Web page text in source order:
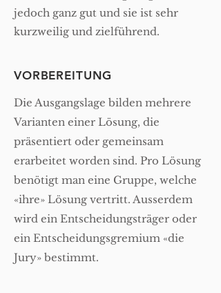
jedoch ganz gut und sie ist sehr
kurzweilig und zielführend.
VORBEREITUNG
Die Ausgangslage bilden mehrere
Varianten einer Lösung, die
präsentiert oder gemeinsam
erarbeitet worden sind. Pro Lösung
benötigt man eine Gruppe, welche
«ihre» Lösung vertritt. Ausserdem
wird ein Entscheidungsträger oder
ein Entscheidungsgremium «die
Jury» bestimmt.